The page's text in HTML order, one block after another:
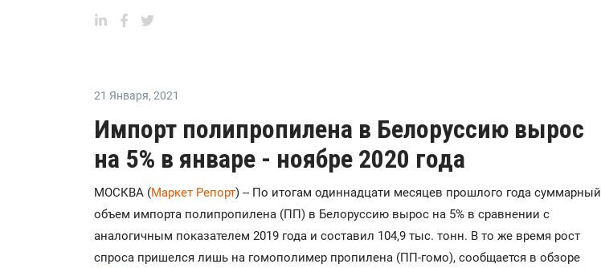
21 Января, 2021
Импорт полипропилена в Белоруссию вырос
на 5% в январе - ноябре 2020 года
МОСКВА (Маркет Репорт) -- По итогам одиннадцати месяцев прошлого года суммарный
объем импорта полипропилена (ПП) в Белоруссию вырос на 5% в сравнении с
аналогичным показателем 2019 года и составил 104,9 тыс. тонн. В то же время рост
спроса пришелся лишь на гомополимер пропилена (ПП-гомо), сообщается в обзоре